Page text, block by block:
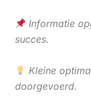
Informatie
succes.
Kleine
doorgevoerd.